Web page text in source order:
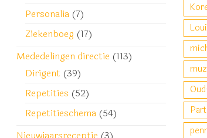
Personalia (7)
Ziekenboeg (17)
Mededelingen directie (113)
Dirigent (39)
Repetities (52)
Repetitieschema (54)